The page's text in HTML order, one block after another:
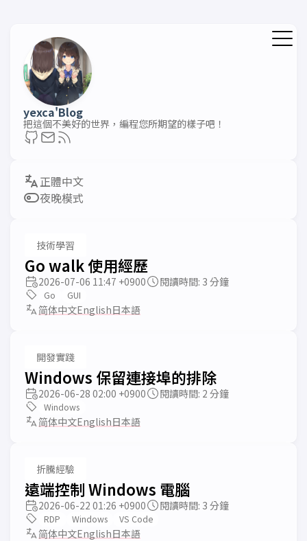
yexca'Blog
把這個不美好的世界，編程您所期望的樣子吧！
夜晚模式
技術學習
Go walk 使用經歷
2026-07-06 11:47 +0900 閱讀時間: 3 分鐘
Go GUI
简体中文English日本語
開發實踐
Windows 保留連接埠的排除
2026-06-28 02:00 +0900 閱讀時間: 2 分鐘
Windows
简体中文English日本語
折騰經驗
遠端控制 Windows 電腦
2026-06-22 01:26 +0900 閱讀時間: 3 分鐘
RDP Windows VS Code
简体中文English日本語